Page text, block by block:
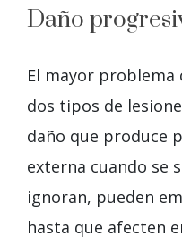
Daño
El mayor problema
dos tipos de
daño que produce
externa cuando se
ignoran, pueden
hasta que afecten